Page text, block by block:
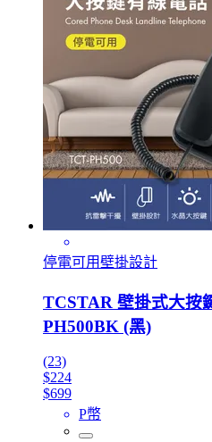
停電可用壁掛設計
TCSTAR 壁掛式大按
PH500BK (黑)
(23)
$224
$699
P幣